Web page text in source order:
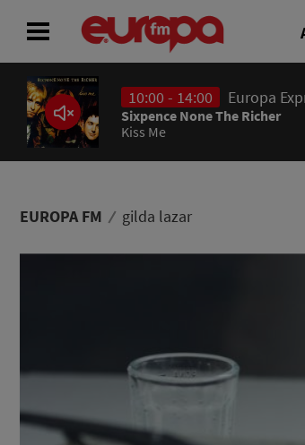
10:00 - 14:00 Europa
Sixpence None The Richer
Kiss Me
EUROPA FM gilda lazar
ACASĂ
ȘTIRI